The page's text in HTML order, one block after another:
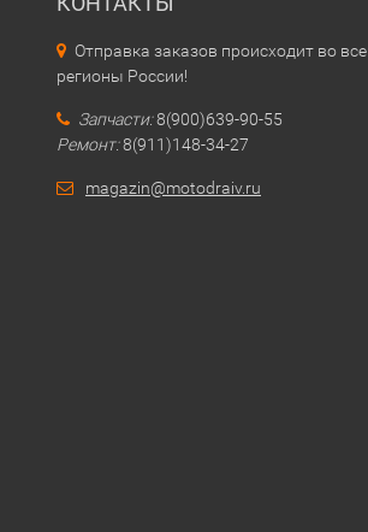
Отправка заказов происходит во все
регионы России!
Запчасти:8(900)639-90-55
Ремонт:8(911)148-34-27
magazin@motodraiv.ru